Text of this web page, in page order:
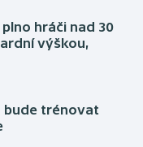
hráči nad 30
výškou,
bude trénovat